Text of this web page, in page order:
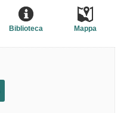
Mappa
Biblioteca